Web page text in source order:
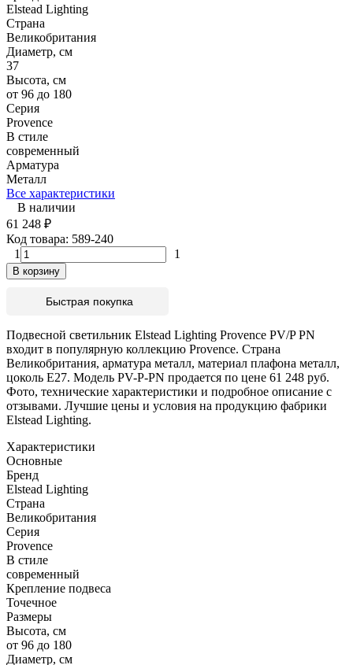
Elstead Lighting
Страна
Великобритания
Диаметр, см
37
Высота, см
от 96 до 180
Серия
Provence
В стиле
современный
Арматура
Металл
Все характеристики
В наличии
61 248 ₽
Код товара: 589-240
1
1
В корзину
Быстрая покупка
Подвесной светильник Elstead Lighting Provence PV/P PN
входит в популярную коллекцию Provence. Страна
Великобритания, арматура металл, материал плафона металл,
цоколь E27. Модель PV-P-PN продается по цене 61 248 руб.
Фото, технические характеристики и подробное описание с
отзывами. Лучшие цены и условия на продукцию фабрики
Elstead Lighting.
Характеристики
Основные
Бренд
Elstead Lighting
Страна
Великобритания
Серия
Provence
В стиле
современный
Крепление подвеса
Точечное
Размеры
Высота, см
от 96 до 180
Диаметр, см